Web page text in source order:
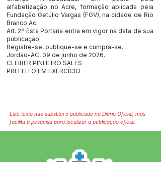
alfabetização no Acre, formação aplicada pela
Fundação Getúlio Vargas (FGV), na cidade de Rio
Branco Ac.
Art. 2º Esta Portaria entra em vigor na data de sua
publicação.
Registre-se, publique-se e cumpra-se.
Jordão-AC, 09 de junho de 2026.
CLEIBER PINHEIRO SALES
PREFEITO EM EXERCÍCIO
Este texto não substitui o publicado no Diário Oficial, mas
facilita a pesquisa para localizar a publicação oficial.